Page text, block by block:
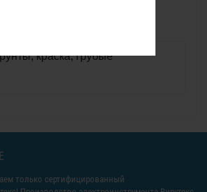
краска, грубые
только сертифицированный